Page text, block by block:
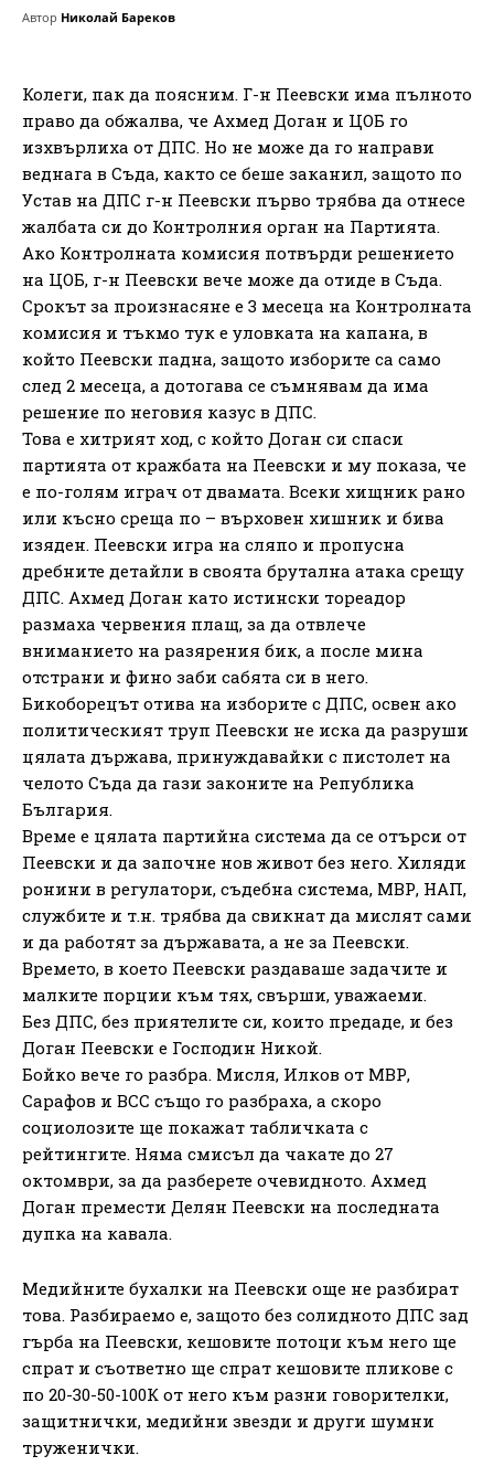
Автор Николай Бареков
Колеги, пак да поясним. Г-н Пеевски има пълното
право да обжалва, че Ахмед Доган и ЦОБ го
изхвърлиха от ДПС. Но не може да го направи
веднага в Съда, както се беше заканил, защото по
Устав на ДПС г-н Пеевски първо трябва да отнесе
жалбата си до Контролния орган на Партията.
Ако Контролната комисия потвърди решението
на ЦОБ, г-н Пеевски вече може да отиде в Съда.
Срокът за произнасяне е 3 месеца на Контролната
комисия и тъкмо тук е уловката на капана, в
който Пеевски падна, защото изборите са само
след 2 месеца, а дотогава се съмнявам да има
решение по неговия казус в ДПС.
Това е хитрият ход, с който Доган си спаси
партията от кражбата на Пеевски и му показа, че
е по-голям играч от двамата. Всеки хищник рано
или късно среща по – върховен хишник и бива
изяден. Пеевски игра на сляпо и пропусна
дребните детайли в своята брутална атака срещу
ДПС. Ахмед Доган като истински тореадор
размаха червения плащ, за да отвлече
вниманието на разярения бик, а после мина
отстрани и фино заби сабята си в него.
Бикоборецът отива на изборите с ДПС, освен ако
политическият труп Пеевски не иска да разруши
цялата държава, принуждавайки с пистолет на
челото Съда да гази законите на Република
България.
Време е цялата партийна система да се отърси от
Пеевски и да започне нов живот без него. Хиляди
ронини в регулатори, съдебна система, МВР, НАП,
службите и т.н. трябва да свикнат да мислят сами
и да работят за държавата, а не за Пеевски.
Времето, в което Пеевски раздаваше задачите и
малките порции към тях, свърши, уважаеми.
Без ДПС, без приятелите си, които предаде, и без
Доган Пеевски е Господин Никой.
Бойко вече го разбра. Мисля, Илков от МВР,
Сарафов и ВСС също го разбраха, а скоро
социолозите ще покажат табличката с
рейтингите. Няма смисъл да чакате до 27
октомври, за да разберете очевидното. Ахмед
Доган премести Делян Пеевски на последната
дупка на кавала.
Медийните бухалки на Пеевски още не разбират
това. Разбираемо е, защото без солидното ДПС зад
гърба на Пеевски, кешовите потоци към него ще
спрат и съответно ще спрат кешовите пликове с
по 20-30-50-100К от него към разни говорителки,
защитнички, медийни звезди и други шумни
труженички.